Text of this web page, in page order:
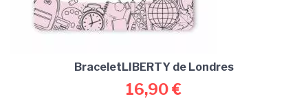
BraceletLIBERTY de Londres
16,90€